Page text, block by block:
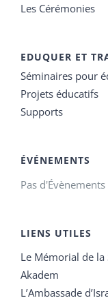
Les Cérémonies
EDUQUER ET
Séminaires pour
Projets éducatifs
Supports
ÉVÉNEMENTS
Pas
LIENS UTILES
Le Mémorial de la
Akadem
L’Ambassade